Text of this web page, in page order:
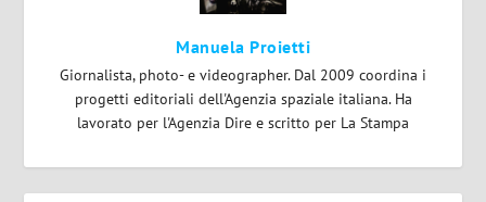
Manuela Proietti
Giornalista, photo- e videographer. Dal 2009 coordina i
progetti editoriali dell'Agenzia spaziale italiana. Ha
lavorato per l'Agenzia Dire e scritto per La Stampa